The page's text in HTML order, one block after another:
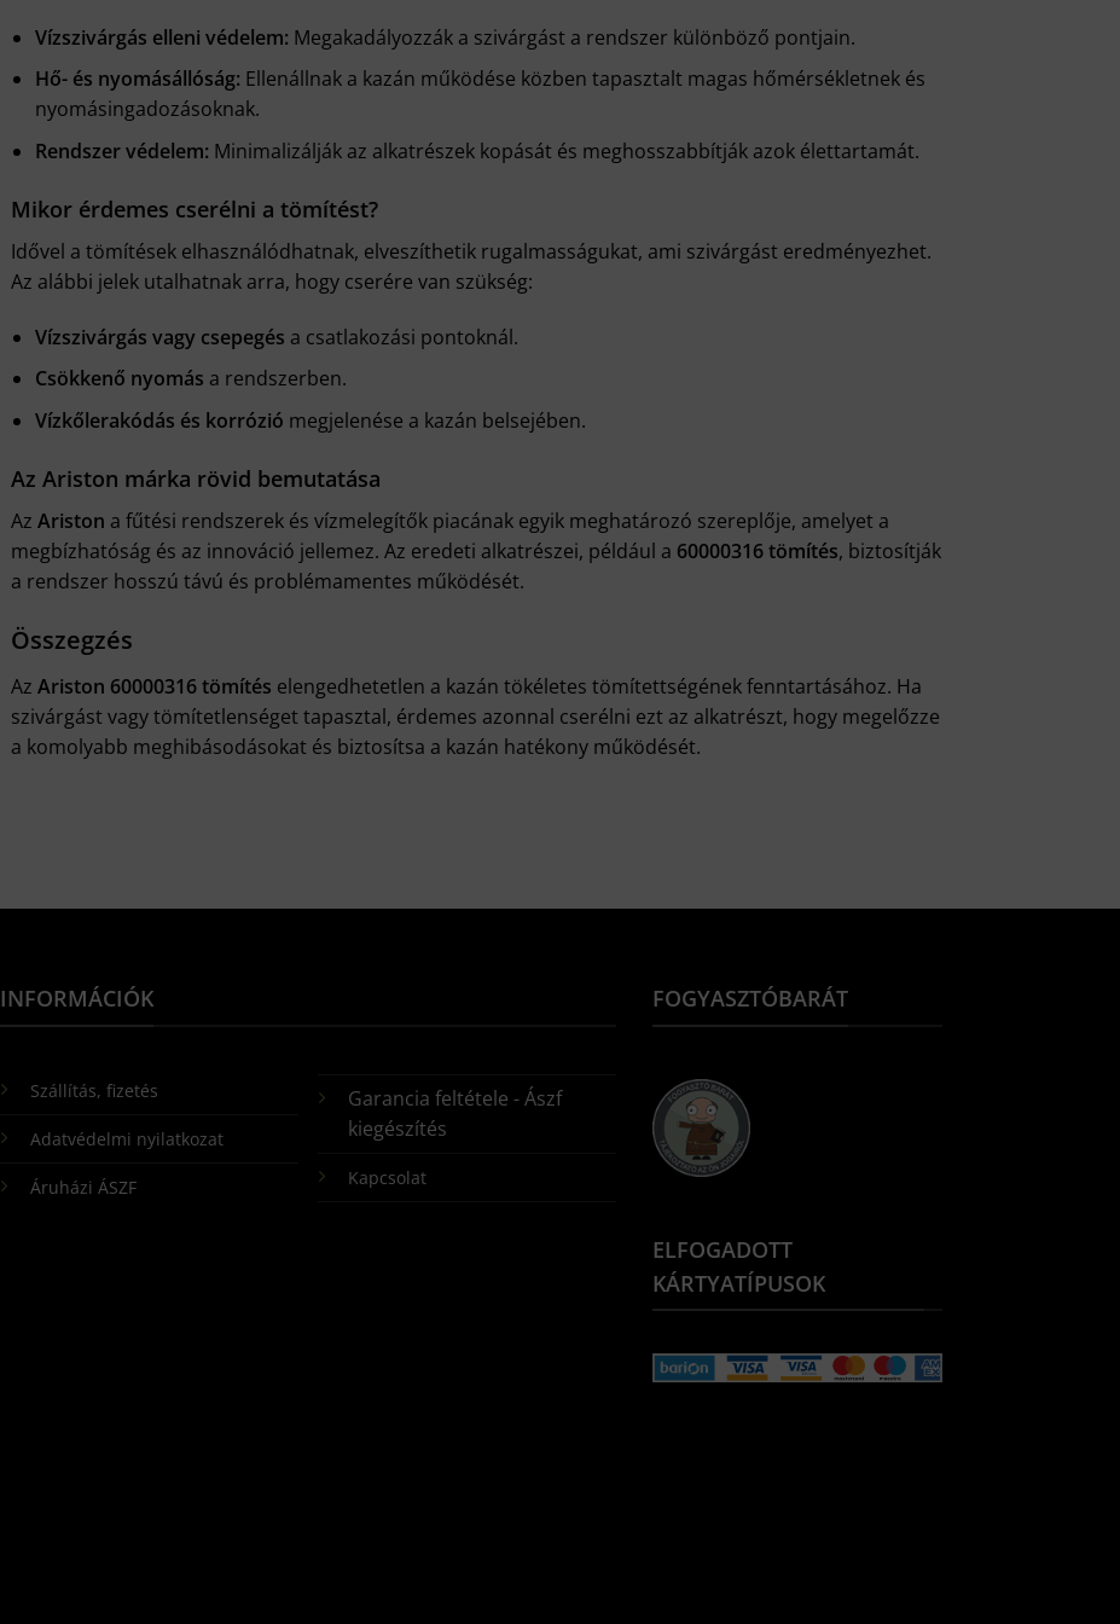
Vízszivárgás elleni védelem: Megakadályozzák a szivárgást a rendszer különböző pontjain.
Hő- és nyomásállóság: Ellenállnak a kazán működése közben tapasztalt magas hőmérsékletnek és
nyomásingadozásoknak.
Rendszer védelem: Minimalizálják az alkatrészek kopását és meghosszabbítják azok élettartamát.
Mikor érdemes cserélni a tömítést?
Idővel a tömítések elhasználódhatnak, elveszíthetik rugalmasságukat, ami szivárgást eredményezhet.
Az alábbi jelek utalhatnak arra, hogy cserére van szükség:
Vízszivárgás vagy csepegés a csatlakozási pontoknál.
Csökkenő nyomás a rendszerben.
Vízkőlerakódás és korrózió megjelenése a kazán belsejében.
Az Ariston márka rövid bemutatása
Az Ariston a fűtési rendszerek és vízmelegítők piacának egyik meghatározó szereplője, amelyet a
megbízhatóság és az innováció jellemez. Az eredeti alkatrészei, például a 60000316 tömítés, biztosítják
a rendszer hosszú távú és problémamentes működését.
Összegzés
Az Ariston 60000316 tömítés elengedhetetlen a kazán tökéletes tömítettségének fenntartásához. Ha
szivárgást vagy tömítetlenséget tapasztal, érdemes azonnal cserélni ezt az alkatrészt, hogy megelőzze
a komolyabb meghibásodásokat és biztosítsa a kazán hatékony működését.
INFORMÁCIÓK
Szállítás, fizetés
Adatvédelmi nyilatkozat
Áruházi ÁSZF
Garancia feltétele - Ászf
kiegészítés
Kapcsolat
FOGYASZTÓBARÁT
ELFOGADOTT
KÁRTYATÍPUSOK